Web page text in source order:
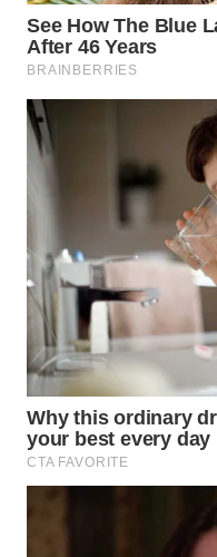
WN
TAPANULI
SELATAN
TANJUNG
KARO
WN
SIMALUNGUN
WN
LABUHANBATU
WN